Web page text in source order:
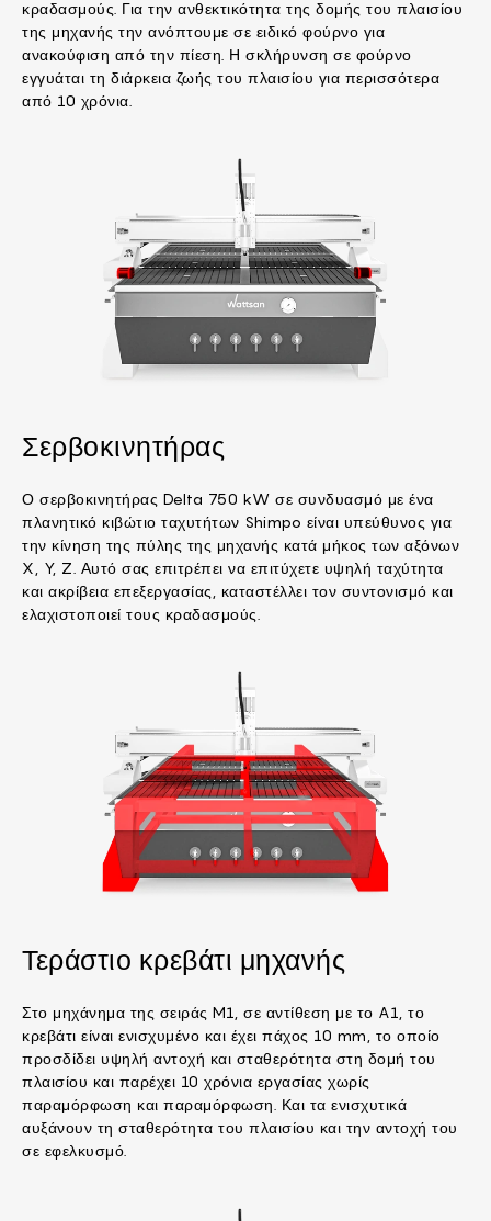
κραδασμούς. Για την ανθεκτικότητα της δομής του πλαισίου
της μηχανής την ανόπτουμε σε ειδικό φούρνο για
ανακούφιση από την πίεση. Η σκλήρυνση σε φούρνο
εγγυάται τη διάρκεια ζωής του πλαισίου για περισσότερα
από 10 χρόνια.
Σερβοκινητήρας
Ο σερβοκινητήρας Delta 750 kW σε συνδυασμό με ένα
πλανητικό κιβώτιο ταχυτήτων Shimpo είναι υπεύθυνος για
την κίνηση της πύλης της μηχανής κατά μήκος των αξόνων
X, Y, Z. Αυτό σας επιτρέπει να επιτύχετε υψηλή ταχύτητα
και ακρίβεια επεξεργασίας, καταστέλλει τον συντονισμό και
ελαχιστοποιεί τους κραδασμούς.
Τεράστιο κρεβάτι μηχανής
Στο μηχάνημα της σειράς M1, σε αντίθεση με το A1, το
κρεβάτι είναι ενισχυμένο και έχει πάχος 10 mm, το οποίο
προσδίδει υψηλή αντοχή και σταθερότητα στη δομή του
πλαισίου και παρέχει 10 χρόνια εργασίας χωρίς
παραμόρφωση και παραμόρφωση. Και τα ενισχυτικά
αυξάνουν τη σταθερότητα του πλαισίου και την αντοχή του
σε εφελκυσμό.